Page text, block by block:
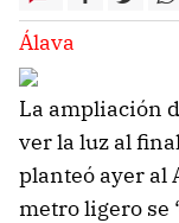
Álava
La ampliación
ver la luz al
planteó ayer al
metro ligero se